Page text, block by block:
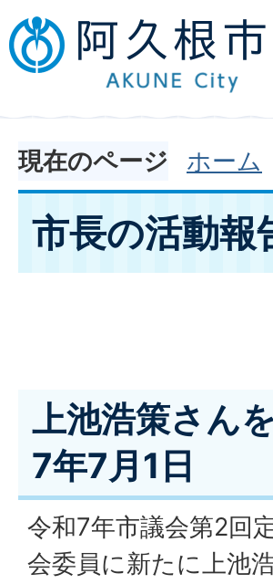
現在のページ ホーム
市長の活動報
上池浩策さん
7年7月1日
令和7年市議会第2回
会委員に新たに上池